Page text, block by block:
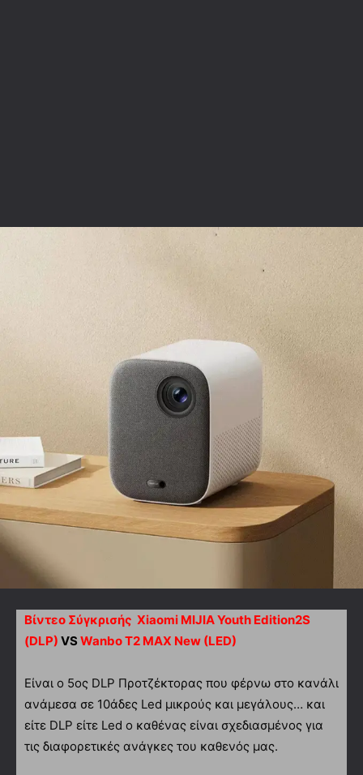
Βίντεο Σύγκρισής Xiaomi MIJIA Youth Edition2S
(DLP) VS Wanbo T2 MAX New (LED)
Είναι ο 5ος DLP Προτζέκτορας που φέρνω στο κανάλι
ανάμεσα σε 10άδες Led μικρούς και μεγάλους… και
είτε DLP είτε Led ο καθένας είναι σχεδιασμένος για
τις διαφορετικές ανάγκες του καθενός μας.